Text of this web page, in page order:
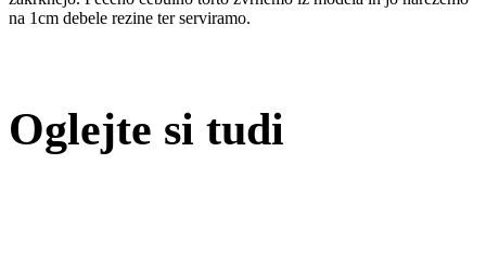
na 1cm debele rezine ter serviramo.
Oglejte si tudi